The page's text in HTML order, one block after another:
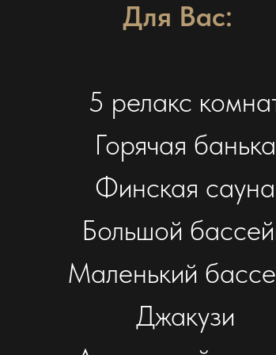
приобрести подарочный сертификат от
своих близких.
Для Вас:
5 релакс
Горячая банька
Финская сауна
Большой
Маленький
Джакузи